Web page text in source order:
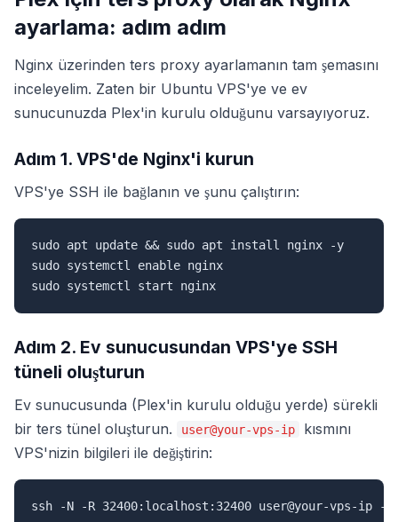
ayarlama: adım adım
Nginx üzerinden ters proxy ayarlamanın tam şemasını
inceleyelim. Zaten bir Ubuntu VPS'ye ve ev
sunucunuzda Plex'in kurulu olduğunu varsayıyoruz.
Adım 1. VPS'de Nginx'i kurun
VPS'ye SSH ile bağlanın ve şunu çalıştırın:
sudo apt update && sudo apt install nginx -y
sudo systemctl enable nginx
sudo systemctl start nginx
Adım 2. Ev sunucusundan VPS'ye SSH
tüneli oluşturun
Ev sunucusunda (Plex'in kurulu olduğu yerde) sürekli
bir ters tünel oluşturun.
user@your-vps-ip
kısmını
VPS'nizin bilgileri ile değiştirin:
ssh -N -R 32400:localhost:32400 user@your-vps-ip -